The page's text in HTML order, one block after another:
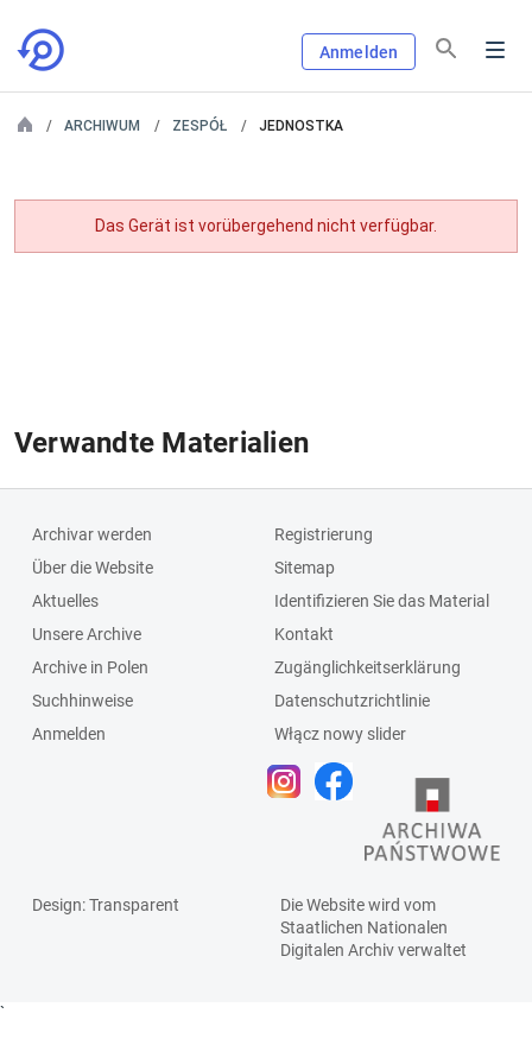
Anmelden
ARCHIWUM ZESPÓŁ JEDNOSTKA
Das Gerät ist vorübergehend nicht verfügbar.
Verwandte Materialien
Archivar werden
Über die Website
Aktuelles
Unsere Archive
Archive in Polen
Suchhinweise
Anmelden
Registrierung
Sitemap
Identifizieren Sie das Material
Kontakt
Zugänglichkeitserklärung
Datenschutzrichtlinie
Włącz nowy slider
Design: Transparent
Die Website wird vom
Staatlichen Nationalen
Digitalen Archivverwaltet
`